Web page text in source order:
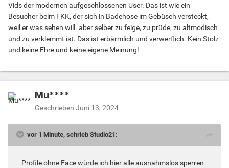
Vids der modernen aufgeschlossenen User. Das ist wie ein
Besucher beim FKK, der sich in Badehose im Gebüsch versteckt,
weil er was sehen will. aber selber zu feige, zu prüde, zu altmodisch
und zu verklemmt ist. Das ist erbärmlich und verwerflich. Kein Stolz
und keine Ehre und keine eigene Meinung!
Mu****
Geschrieben Juni 13, 2024
vor 1 Minute, schrieb Studio21:
Profile ohne Face würde ich hier alle ausnahmslos sperren